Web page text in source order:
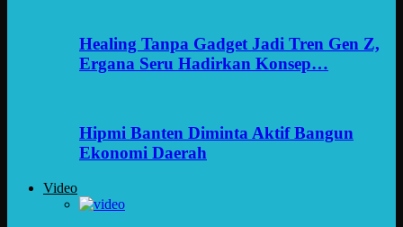
Healing Tanpa Gadget Jadi Tren Gen Z,
Ergana Seru Hadirkan Konsep…
Hipmi Banten Diminta Aktif Bangun
Ekonomi Daerah
Video